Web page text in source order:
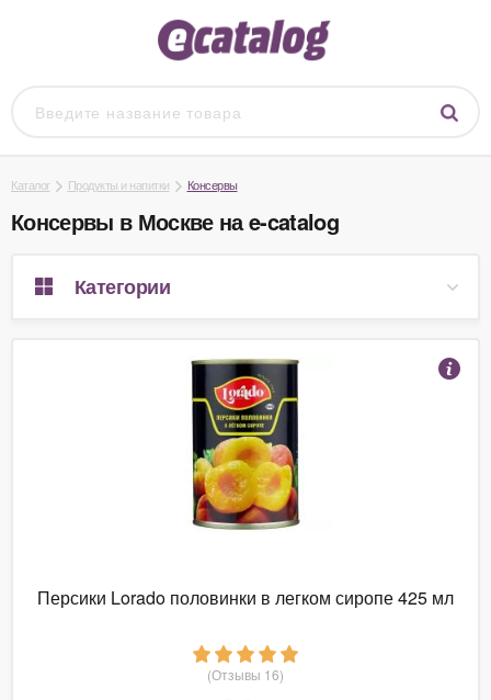
Каталог Продукты и напитки Консервы
Консервы в Москве на e-catalog
Категории
Персики Lorado половинки в легком сиропе 425 мл
(Отзывы 16)